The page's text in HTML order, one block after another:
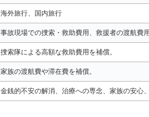
海外旅行、国内旅行
事故現場での捜索・救助費用、救援者の渡航費
捜索隊による高額な救助費用を補償。
家族の渡航費や滞在費を補償。
金銭的不安の解消、治療への専念、家族の安心